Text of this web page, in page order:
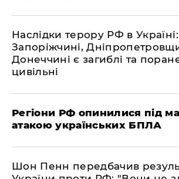
Наслідки терору РФ в
Запоріжчині,
Донеччині є загиблі та
цивільні
Регіони РФ опинилися під
атакою українських БПЛА
Шон Пенн передбачив